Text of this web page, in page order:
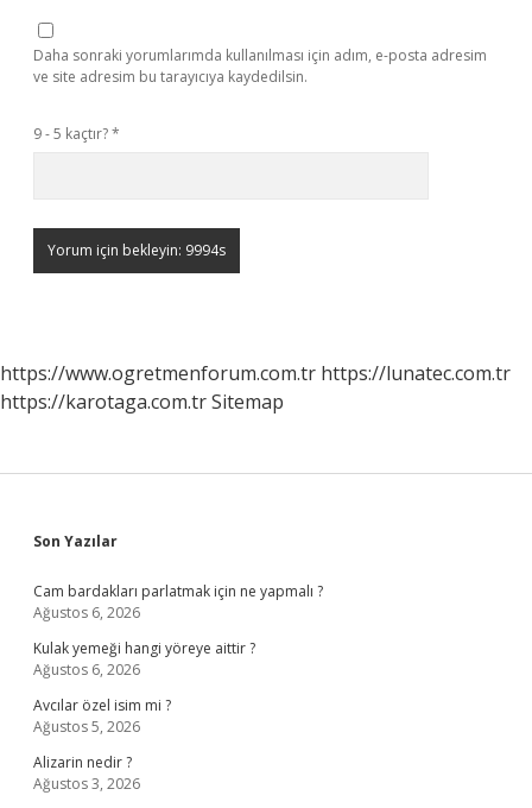
Daha sonraki yorumlarımda kullanılması için adım, e-posta adresim
ve site adresim bu tarayıcıya kaydedilsin.
9 - 5 kaçtır?*
https://www.ogretmenforum.com.tr https://lunatec.com.tr
https://karotaga.com.trSitemap
Sidebar
Son Yazılar
Cam bardakları parlatmak için ne yapmalı ?
Ağustos 6, 2026
Kulak yemeği hangi yöreye aittir ?
Ağustos 6, 2026
Avcılar özel isim mi ?
Ağustos 5, 2026
Alizarin nedir ?
Ağustos 3, 2026